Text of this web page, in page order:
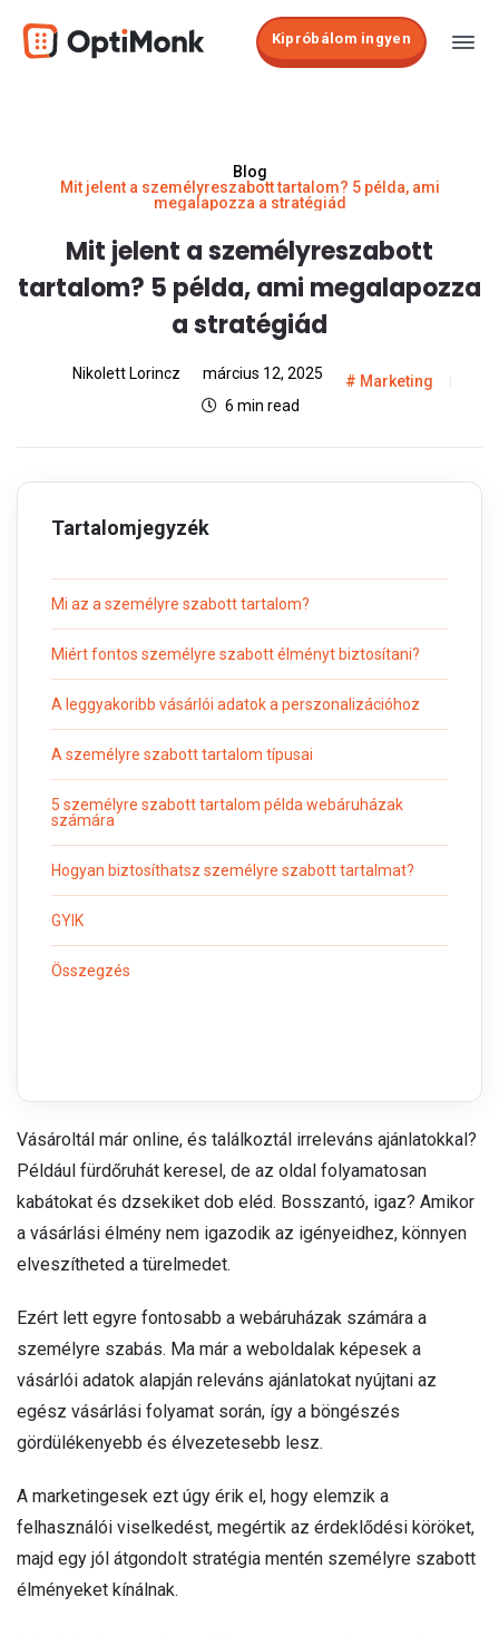
Kipróbálom ingyen
Blog
Mit jelent a személyreszabott tartalom? 5 példa, ami
megalapozza a stratégiád
Mit jelent a személyreszabott
tartalom? 5 példa, ami megalapozza
a stratégiád
Nikolett Lorincz március 12, 2025
Marketing
6 min read
Tartalomjegyzék
Mi az a személyre szabott tartalom?
Miért fontos személyre szabott élményt biztosítani?
A leggyakoribb vásárlói adatok a perszonalizációhoz
A személyre szabott tartalom típusai
5 személyre szabott tartalom példa webáruházak
számára
Hogyan biztosíthatsz személyre szabott tartalmat?
GYIK
Összegzés
Vásároltál már online, és találkoztál irreleváns ajánlatokkal?
Például fürdőruhát keresel, de az oldal folyamatosan
kabátokat és dzsekiket dob eléd. Bosszantó, igaz? Amikor
a vásárlási élmény nem igazodik az igényeidhez, könnyen
elveszítheted a türelmedet.
Ezért lett egyre fontosabb a webáruházak számára a
személyre szabás. Ma már a weboldalak képesek a
vásárlói adatok alapján releváns ajánlatokat nyújtani az
egész vásárlási folyamat során, így a böngészés
gördülékenyebb és élvezetesebb lesz.
A marketingesek ezt úgy érik el, hogy elemzik a
felhasználói viselkedést, megértik az érdeklődési köröket,
majd egy jól átgondolt stratégia mentén személyre szabott
élményeket kínálnak.